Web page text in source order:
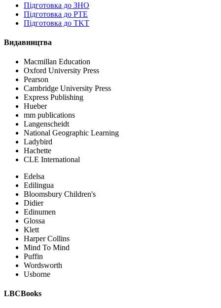
Пiдготовка до ЗНО
Підготовка до PTE
Підготовка до TKT
Видавництва
Macmillan Education
Oxford University Press
Pearson
Cambridge University Press
Express Publishing
Hueber
mm publications
Langenscheidt
National Geographic Learning
Ladybird
Hachette
CLE International
Edelsa
Edilingua
Bloomsbury Children's
Didier
Edinumen
Glossa
Klett
Harper Collins
Mind To Mind
Puffin
Wordsworth
Usborne
LBCBooks